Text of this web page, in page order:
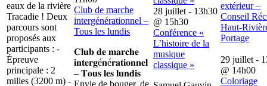
eaux de la rivière
Tracadie ! Deux
parcours sont
proposés aux
participants : -
Épreuve
principale : 2
milles (3200 m) -
Club de marche
intergénérationnel –
Tous les lundis
𝐂𝐥𝐮𝐛 𝐝𝐞 𝐦𝐚𝐫𝐜𝐡𝐞
𝐢𝐧𝐭𝐞𝐫𝐠é𝐧é𝐫𝐚𝐭𝐢𝐨𝐧𝐧𝐞𝐥
– 𝐓𝐨𝐮𝐬 𝐥𝐞𝐬 𝐥𝐮𝐧𝐝𝐢𝐬
28 juillet - 13h30
@ 15h30
Conférence «
L’histoire de la
musique
classique »
extérieur –
Conseil
Haut-
Portage
29 juillet -
@ 14h00
Coloriage